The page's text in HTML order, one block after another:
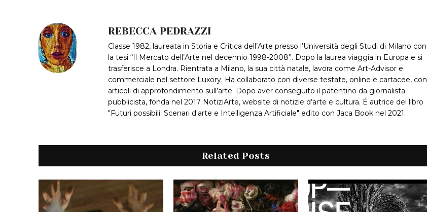
REBECCA PEDRAZZI
Classe 1982, laureata in Storia e Critica dell’Arte presso l’Università degli Studi di Milano con
la tesi “Il Mercato dell’Arte nel decennio 1998-2008”. Dopo la laurea viaggia in Europa e si
trasferisce a Londra. Rientrata a Milano, la sua città natale, lavora come Art-Advisor e
commerciale nel settore Luxory. Ha collaborato con diverse testate, online e cartacee, con
articoli di approfondimento sull’arte. Dopo aver conseguito il patentino da giornalista
pubblicista, fonda nel 2017 NotiziArte, website di notizie d’arte e cultura. É autrice del libro
"Futuri possibili. Scenari d'arte e Intelligenza Artificiale" edito con Jaca Book nel 2021.
Related Posts